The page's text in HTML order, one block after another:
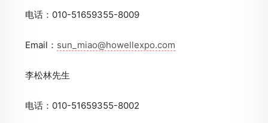
电话：010-51659355-8009
Email： sun_miao@howellexpo.com
李松林先生
电话：010-51659355-8002